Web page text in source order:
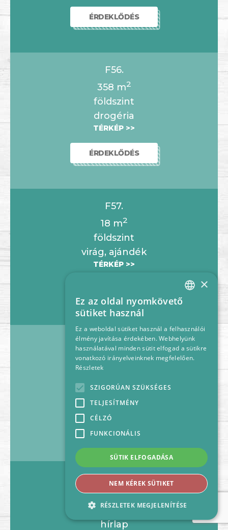
ÉRDEKLŐDÉS
F56.
358 m2
földszint
drogéria
TÉRKÉP >>
ÉRDEKLŐDÉS
F57.
18 m2
földszint
virág, ajándék
TÉRKÉP >>
58-60.
18m2
aszalvány, szárazáru
TÉRKÉP >>
F61.
12m2
földszint
hírlap
HUNGARIAN
×
Ez az oldal nyomkövető
sütiket használ
Ez a weboldal sütiket használ a felhasználói
élmény javítása érdekében. Webhelyünk
használatával minden sütit elfogad a sütikre
vonatkozó irányelveinknek megfelelően.
Részletek
SZIGORÚAN SZÜKSÉGES
TELJESÍTMÉNY
CÉLZÓ
FUNKCIONÁLIS
SÜTIK ELFOGADÁSA
NEM KÉREK SÜTIKET
RÉSZLETEK MEGJELENÍTÉSE